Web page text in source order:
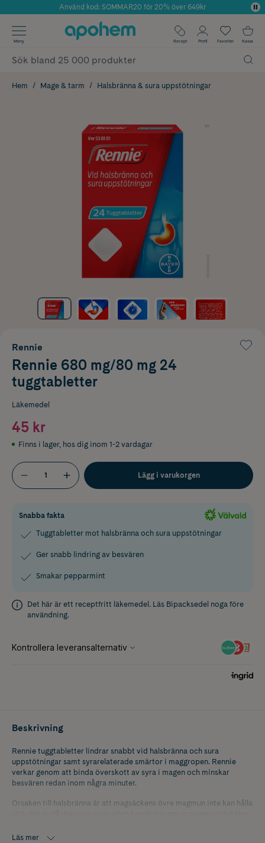
Årets Butik 2025 inom Skönhet
Använd kod: SOMMAR20 för 20% över 649kr
✓ Fri frakt
✓ Poäng på alla köp*
Meny Recept Profil Favoriter Kassa
Hem Mage & tarm Halsbränna & sura uppstötningar
Rennie
Rennie 680 mg/80 mg 24
tuggtabletter
Läkemedel
45 kr
Finns i lager, hos dig inom 1-2 vardagar
Lägg i varukorgen
Snabba fakta
Tuggtabletter mot halsbränna och sura uppstötningar
Ger snabb lindring av besvären
Smakar pepparmint
Det här är ett receptfritt läkemedel. Läs Bipacksedel noga före
användning.
Beskrivning
Rennie tuggtabletter lindrar snabbt vid halsbränna och sura
uppstötningar samt syrarelaterade smärtor i maggropen. Rennie
verkar genom att binda överskott av syra i magen och minskar
besvären redan inom några minuter.
Orsaken till halsbränna är att magsäckens övre magmun inte kan hålla
Läs mer